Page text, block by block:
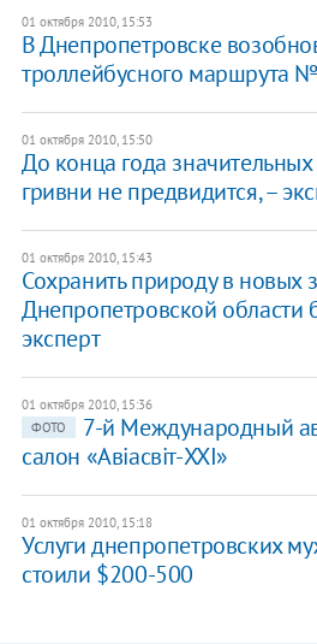
01 октября 2010, 15:53
В Днепропетровске
троллейбусного маршрута
01 октября 2010, 15:50
До конца года
гривни не предвидится, –
01 октября 2010, 15:43
Сохранить природу в новых
Днепропетровской области
эксперт
01 октября 2010, 15:36
ФОТО
7-й Международный
салон «Авіасвіт-XXI»
01 октября 2010, 15:18
Услуги днепропетровских
стоили $200-500